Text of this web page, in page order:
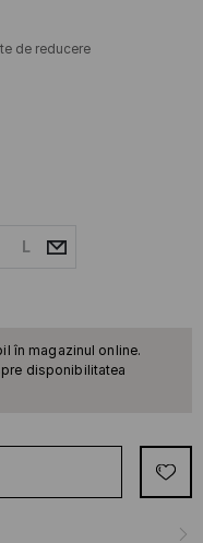
de reducere
L
în magazinul online.
disponibilitatea